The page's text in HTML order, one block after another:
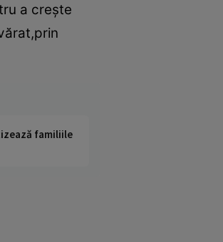
a creşte
familiile